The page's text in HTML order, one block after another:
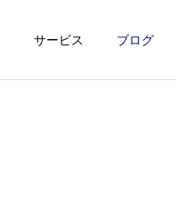
サービス ブログ